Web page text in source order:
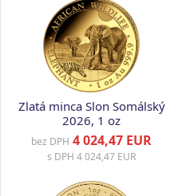
Zlatá minca Slon Somálský
2026, 1 oz
bez DPH 4 024,47 EUR
s DPH 4 024,47 EUR